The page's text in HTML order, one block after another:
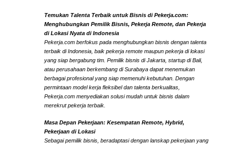
Temukan Talenta Terbaik untuk Bisnis di Pekerja.com:
Menghubungkan Pemilik Bisnis, Pekerja Remote, dan Pekerja
di Lokasi Nyata di Indonesia
Pekerja.com berfokus pada menghubungkan bisnis dengan talenta
terbaik di Indonesia, baik pekerja remote maupun pekerja di lokasi
yang siap bergabung tim. Pemilik bisnis di Jakarta, startup di Bali,
atau perusahaan berkembang di Surabaya dapat menemukan
berbagai profesional yang siap memenuhi kebutuhan. Dengan
permintaan model kerja fleksibel dan talenta berkualitas,
Pekerja.com menyediakan solusi mudah untuk bisnis dalam
merekrut pekerja terbaik.
Masa Depan Pekerjaan: Kesempatan Remote, Hybrid,
Pekerjaan di Lokasi
Sebagai pemilik bisnis, beradaptasi dengan lanskap pekerjaan yang